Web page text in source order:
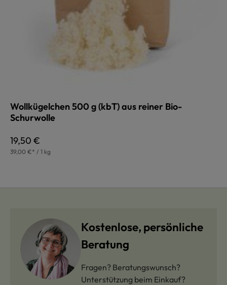
Wollkügelchen 500 g (kbT) aus reiner Bio-
Schurwolle
Regulärer Preis:
19,50 €
39,00 €* / 1 kg
Kostenlose, persönliche
Beratung
Fragen? Beratungswunsch?
Unterstützung beim Einkauf?